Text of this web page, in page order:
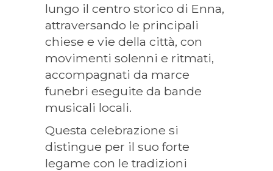
lungo il centro storico di Enna,
attraversando le principali
chiese e vie della città, con
movimenti solenni e ritmati,
accompagnati da marce
funebri eseguite da bande
musicali locali.
Questa celebrazione si
distingue per il suo forte
legame con le tradizioni